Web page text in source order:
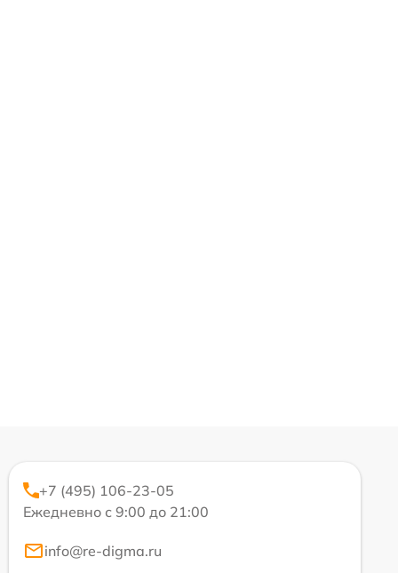
+7 (495) 106-23-05
Ежедневно с 9:00 до 21:00
info@re-digma.ru